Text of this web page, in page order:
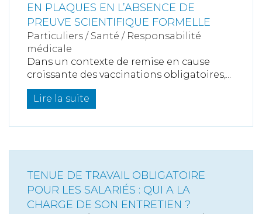
EN PLAQUES EN L’ABSENCE DE
PREUVE SCIENTIFIQUE FORMELLE
Particuliers / Santé / Responsabilité
médicale
Dans un contexte de remise en cause
croissante des vaccinations obligatoires,...
Lire la suite
TENUE DE TRAVAIL OBLIGATOIRE
POUR LES SALARIÉS : QUI A LA
CHARGE DE SON ENTRETIEN ?